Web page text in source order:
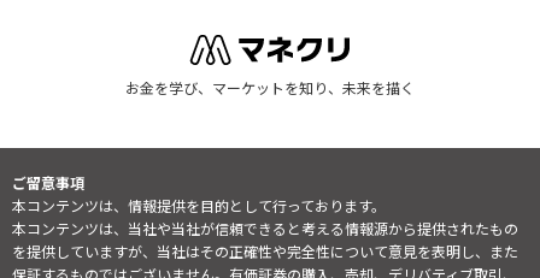
お金を学び、マーケットを知り、未来を描く
ご留意事項
本コンテンツは、情報提供を目的として行っております。
本コンテンツは、当社や当社が信頼できると考える情報源から提供されたもの
を提供していますが、当社はその正確性や完全性について意見を表明し、また